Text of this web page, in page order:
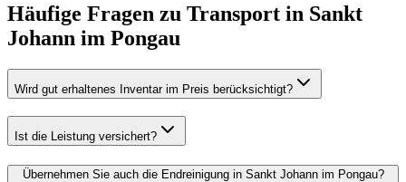
Häufige Fragen zu Transport in Sankt
Johann im Pongau
Wird gut erhaltenes Inventar im Preis berücksichtigt?
Ist die Leistung versichert?
Übernehmen Sie auch die Endreinigung in Sankt Johann im Pongau?